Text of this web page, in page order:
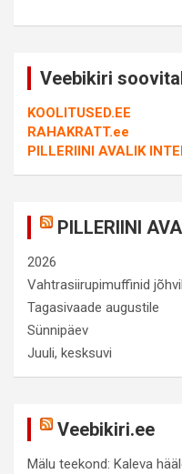
Veebikiri
KOOLITUSED.EE
RAHAKRATT.ee
PILLERIINI AVALIK
PILLERIINI
2026
Vahtrasiirupimuffinid
Tagasivaade augustile
Sünnipäev
Juuli, kesksuvi
Veebikiri.ee
Mälu teekond: Kaleva